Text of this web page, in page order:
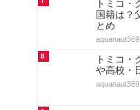
トミコ・
国籍は？
とめ
aquanaut369
8
トミコ・
や高校・
aquanaut369